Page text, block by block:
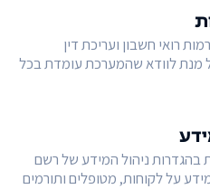
רואי חשבון ועריכת דין
מנת לוודא שהמערכת עומדת בכל
בהגדרות ניהול המידע של רשם
על לקוחות, מטופלים ותורמים